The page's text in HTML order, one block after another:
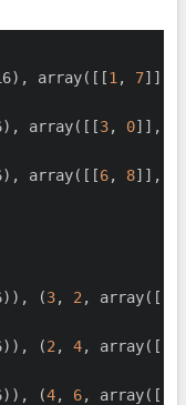
array([[1 , 7]],
array([[3, 0]],
array([[6, 8]],
(3, 2 , array([[
(2 , 4, array([[
(4, 6, array([[